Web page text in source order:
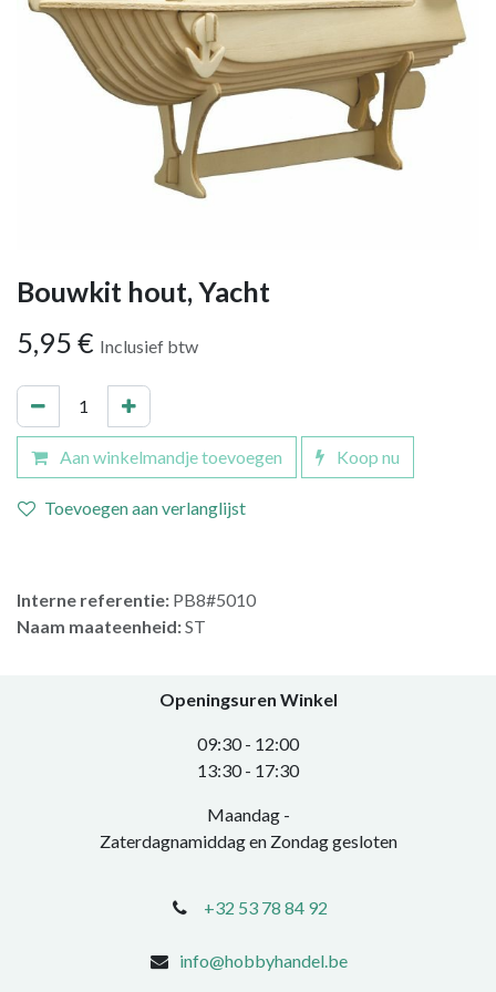
Bouwkit hout, Yacht
5,95 € Inclusief btw
Aan winkelmandje toevoegen Koop nu
Toevoegen aan verlanglijst
Interne referentie: PB8#5010
Naam maateenheid:ST
Openingsuren Winkel
0​9:30 - 12:00
​13:30 - 17:30​
Maandag -
Zaterdagnamiddag en Zondag gesloten
+32 53 78 84 92
info@hobbyhandel.be